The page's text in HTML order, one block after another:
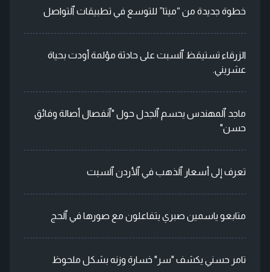
خطوة جديدة من “ميتا” للتوسع في تطبيقات ٱلتواصل
الزرقاء تستيقظ ٱلسبت على حادثة مؤلمة أودت بحياة
عشريني.
ماجد ٱلمهندس يحسم ٱلجدل حول "ٱنفصال أصالة وفائق
حسن"
تعرف إلى أسعار ٱلذهب في ٱلأردن ٱلسبت
متابعو ياسمين صبري يتفاعلون مع صورها في ٱلحج
تامر حسني يكشف "سر" خسارة وزنه بشكل ملحوظ